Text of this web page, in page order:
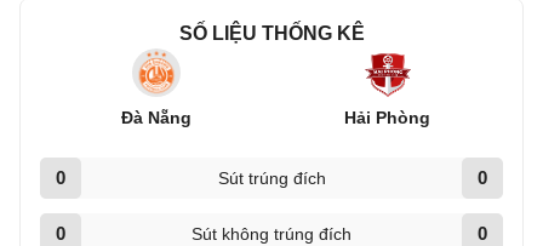
SỐ LIỆU THỐNG KÊ
Đà Nẵng Hải Phòng
0 Sút trúng đích 0
0 Sút không trúng đích 0